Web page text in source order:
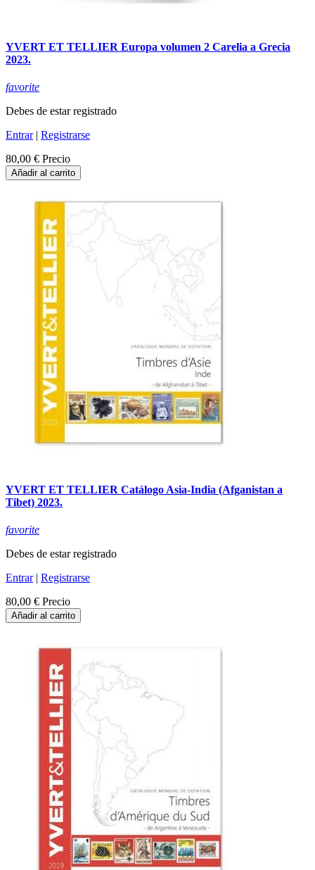
YVERT ET TELLIER Europa volumen 2 Carelia a Grecia
2023.
favorite
Debes de estar registrado
Entrar| Registrarse
80,00 € Precio
Añadir al carrito
YVERT ET TELLIER Catálogo Asia-India (Afganistan a
Tibet) 2023.
favorite
Debes de estar registrado
Entrar| Registrarse
80,00 € Precio
Añadir al carrito